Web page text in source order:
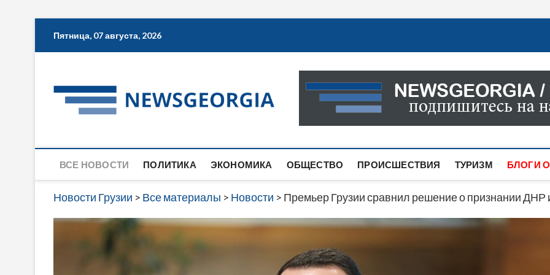
Пятница, 07 августа, 2026
Новости Грузии
САМАЯ АКТУАЛЬНАЯ ИНФОРМАЦИЯ О СОБЫТИЯХ
САЙТЕ ВЫ НАЙДЕТЕ НОВОСТИ ПОЛИТИКИ,
ВСЕ НОВОСТИ ПОЛИТИКА ЭКОНОМИКА ОБЩЕСТВО ПРОИСШЕСТВИЯ ТУРИЗМ БЛОГИ
Новости Грузии > Все материалы > Новости > Премьер Грузии сравнил решение о признании ДНР